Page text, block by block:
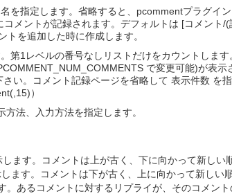
を指定します。省略すると、pcommentプラグイ
メントが記録されます。デフォルトは [コメント/
を追加した時に作成します。
第1レベルの番号なしリストだけをカウントします
で変更可能)が表示
い。コメント記録ページを省略して 表示件数 を
）
法、入力方法を指定します。
ます。コメントは上が古く、下に向かって新しい
ます。コメントは下が古く、上に向かって新しい
あるコメントに対するリプライが、そのコメン